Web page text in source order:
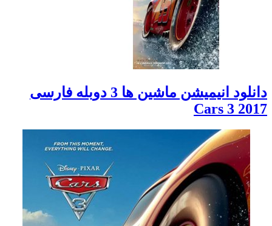
دانلود انیمیشن ماشین ها 3 دوبله فارسی
Cars 3 2017